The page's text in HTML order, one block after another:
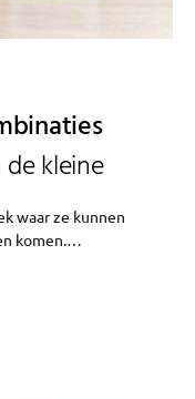
kleine
waar ze kunnen
komen.…